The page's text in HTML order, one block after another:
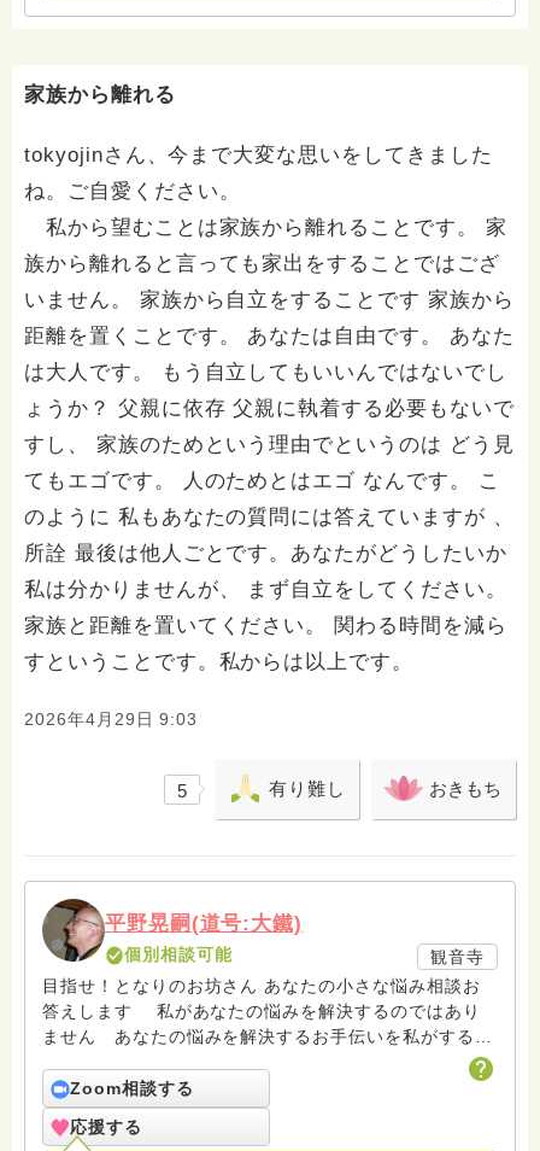
いて、あなたに向き合っています。 ですので、過去の
いします。 ※個別相談は、hasunohaオンライン相談よ
受け付けておりません。また夜中や早朝の電話もご遠慮
ください。 法務を優先させてください。
家族から離れる
tokyojinさん、今まで大変な思いをしてきました
ね。ご自愛ください。
私から望むことは家族から離れることです。 家
族から離れると言っても家出をすることではござ
いません。 家族から自立をすることです 家族から
距離を置くことです。 あなたは自由です。 あなた
は大人です。 もう自立してもいいんではないでし
ょうか？ 父親に依存 父親に執着する必要もないで
すし、 家族のためという理由でというのは どう見
てもエゴです。 人のためとはエゴ なんです。 こ
のように 私もあなたの質問には答えていますが 、
所詮 最後は他人ごとです。あなたがどうしたいか
私は分かりませんが、 まず自立をしてください。
家族と距離を置いてください。 関わる時間を減ら
すということです。私からは以上です。
2026年4月29日 9:03
5 有り難し おきもち
平野晃嗣(道号:大鐵)
個別相談可能
観音寺
目指せ！となりのお坊さん あなたの小さな悩み相談お
答えします 私があなたの悩みを解決するのではあり
ません あなたの悩みを解決するお手伝いを私がするの
です ちょい悪坊主を目指しています。尊敬する人は一
休さん。
Zoom相談する
応援する